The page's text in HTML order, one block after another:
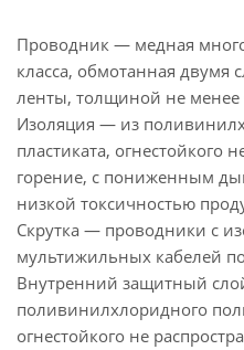
Проводник — медная
класса, обмотанная
ленты, толщиной не
Изоляция — из
пластиката, огнестойкого
горение, с пониженным
низкой токсичностью
Скрутка — проводники с
мультижильных кабелей
Внутренний защитный
поливинилхлоридного
огнестойкого не